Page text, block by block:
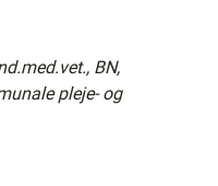
BN,
pleje- og